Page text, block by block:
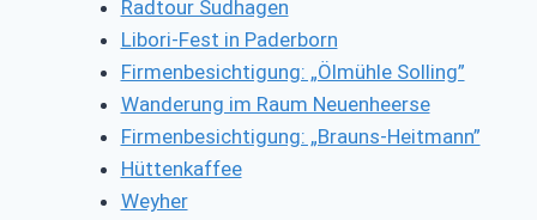
Radtour Sudhagen
Libori-Fest in Paderborn
Firmenbesichtigung: „Ölmühle Solling”
Wanderung im Raum Neuenheerse
Firmenbesichtigung: „Brauns-Heitmann”
Hüttenkaffee
Weyher